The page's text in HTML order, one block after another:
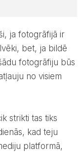
bet, ja bildē
fotogrāfiju būs
no visiem
kad teju
platformā,